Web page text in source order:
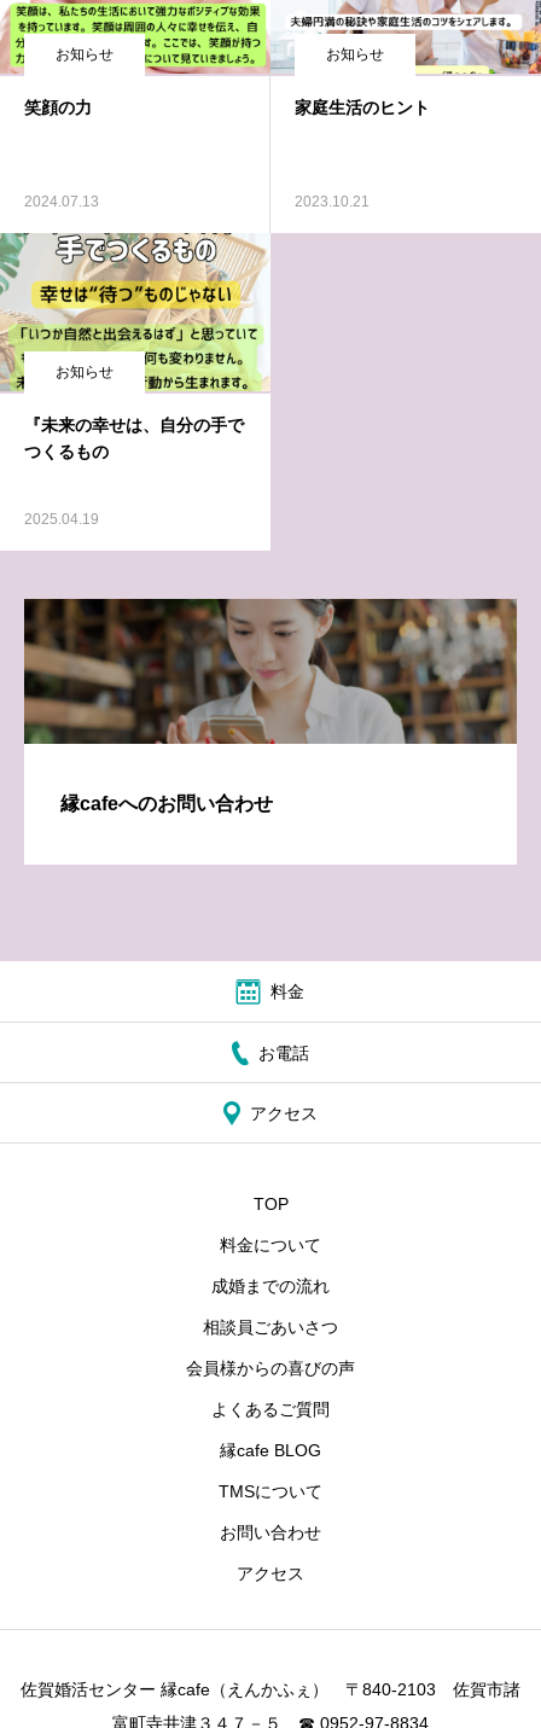
お知らせ
笑顔の力
2024.07.13
お知らせ
家庭生活のヒント
2023.10.21
お知らせ
『未来の幸せは、自分の手で
つくるもの
2025.04.19
縁cafeへのお問い合わせ
料金
お電話
アクセス
TOP
料金について
成婚までの流れ
相談員ごあいさつ
会員様からの喜びの声
よくあるご質問
縁cafe BLOG
TMSについて
お問い合わせ
アクセス
佐賀婚活センター 縁cafe（えんかふぇ） 〒840-2103 佐賀市諸
富町寺井津３４７－５ ☎ 0952-97-8834